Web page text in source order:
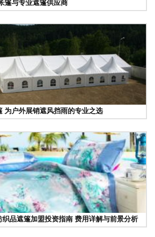
篷与专业遮篷供应商
为户外展销遮风挡雨的专业之选
品遮篷加盟投资指南 费用详解与前景分析